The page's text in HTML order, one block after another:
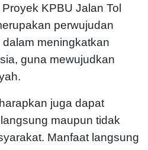
KPBU Jalan Tol
perwujudan
meningkatkan
guna mewujudkan
juga dapat
maupun tidak
Manfaat langsung